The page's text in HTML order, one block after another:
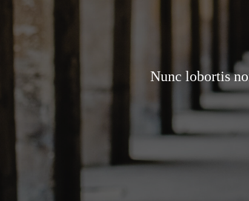
Nunc lobortis